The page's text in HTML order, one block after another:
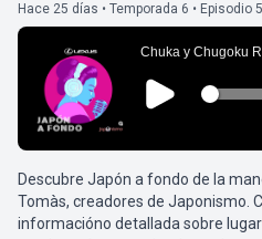
Hace 25 días • Temporada 6 • Episodio
Descubre Japón a fondo de la
Tomàs, creadores de Japonismo.
informacióno detallada sobre